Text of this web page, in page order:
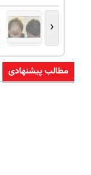
‹
مطالب پیشنهادی